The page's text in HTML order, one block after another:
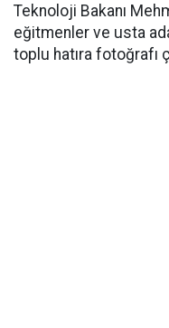
Teknoloji Bakanı
eğitmenler ve usta
toplu hatıra fotoğrafı